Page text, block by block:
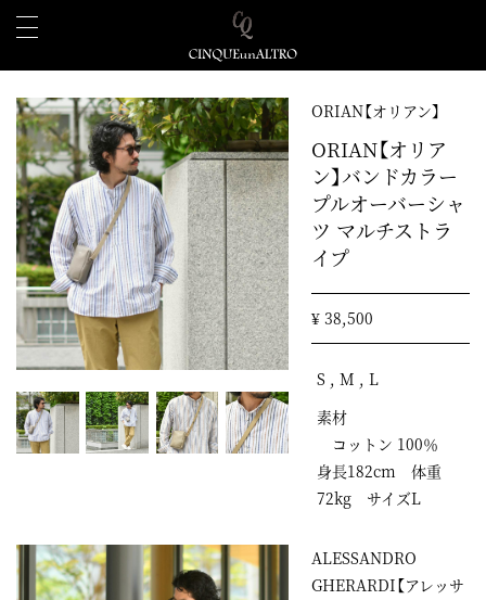
ORIAN【オリアン】
ORIAN【オリア
ン】バンドカラー
プルオーバーシャ
ツ マルチストラ
イプ
¥ 38,500
S , M , L
素材
コットン 100％
身長182cm 体重
72kg サイズL
ALESSANDRO
GHERARDI【アレッサ